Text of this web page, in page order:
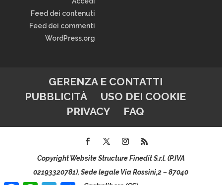
Feed dei contenuti
Feed dei commenti
WordPress.org
GERENZA E CONTATTI
PUBBLICITÀ
USO DEI COOKIE
PRIVACY
FAQ
Copyright Website Structure Finedit S.r.l. (P.IVA
02193320781), Sede legale Via Rossini,2 – 87040